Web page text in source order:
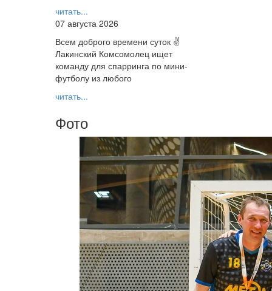
читать...
07 августа 2026
Всем доброго времени суток ✌
Лакинский Комсомолец ищет
команду для спарринга по мини-
футболу из любого
читать...
Фото